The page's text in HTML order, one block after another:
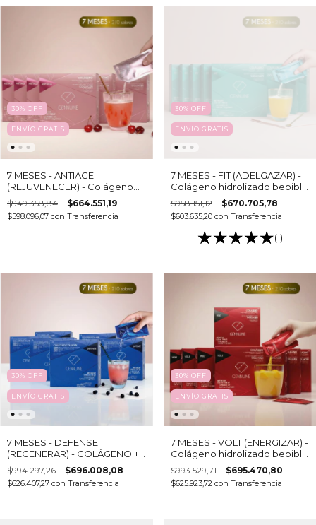
30% OFF
ENVÍO GRATIS
7 MESES - ANTIAGE
(REJUVENECER) - Colágeno
hidrolizado bebible (14 cajas -
15 sobres c/u)
$949.358,84 $664.551,19
$598.096,07 con Transferencia
30% OFF
ENVÍO GRATIS
7 MESES - FIT (ADELGAZAR) -
Colágeno hidrolizado bebible
(14 cajas - 15 sobres c/u)
$958.151,12 $670.705,78
$603.635,20 con Transferencia
(1)
30% OFF
ENVÍO GRATIS
7 MESES - DEFENSE
(REGENERAR) - COLÁGENO +
Vitaminas, Minerales,
Aminoácidos, CoQ10, Omega
3 (14 cajas - 15 sobres c/u)
$994.297,26 $696.008,08
$626.407,27 con Transferencia
30% OFF
ENVÍO GRATIS
7 MESES - VOLT (ENERGIZAR) -
Colágeno hidrolizado bebible
(14 cajas - 15 sobres c/u)
$993.529,71 $695.470,80
$625.923,72 con Transferencia